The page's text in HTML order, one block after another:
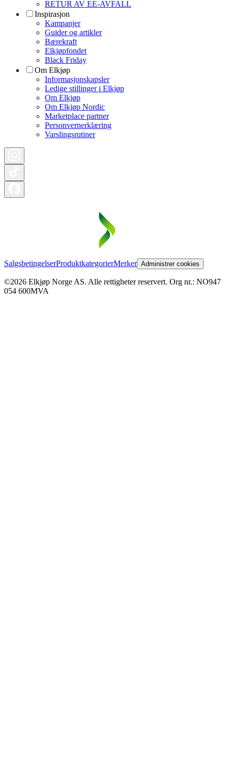
RETUR AV EE-AVFALL
Inspirasjon
Kampanjer
Guider og artikler
Bærekraft
Elkjøpfondet
Black Friday
Om Elkjøp
Informasjonskapsler
Ledige stillinger i Elkjøp
Om Elkjøp
Om Elkjøp Nordic
Marketplace partner
Personvernerklæring
Varslingsrutiner
SalgsbetingelserProduktkategorierMerker Administrer cookies
©2026 Elkjøp Norge AS. Alle rettigheter reservert. Org nr.: NO947
054 600MVA